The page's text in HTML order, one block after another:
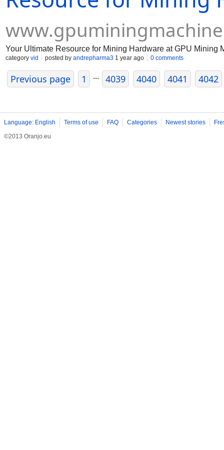
Your Ultimate Resource for Mining Hardware at GPU Mining
category vid posted by andrepharma3 1 year ago 0 comments
Previous page 1 ... 4039 4040 4041 4042
Language: English Terms of use FAQ Categories Newest stories
©2013 Oranjo.eu